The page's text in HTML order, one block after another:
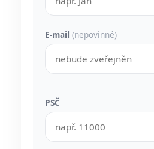
E-mail (nepovinné)
PSČ